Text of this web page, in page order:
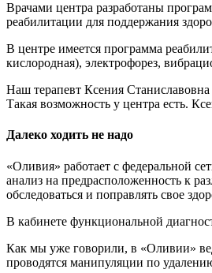
Врачами центра разработаны
реабилитации для поддержания
В центре имеется программа
кислородная), электрофорез,
Наш терапевт Ксения
Такая возможность у центра есть.
Далеко ходить не надо
«Оливия» работает с федеральной
анализ на предрасположенность к
обследоваться и поправлять свое
В кабинете функциональной
Как мы уже говорили, в «Оливии»
проводятся манипуляции по